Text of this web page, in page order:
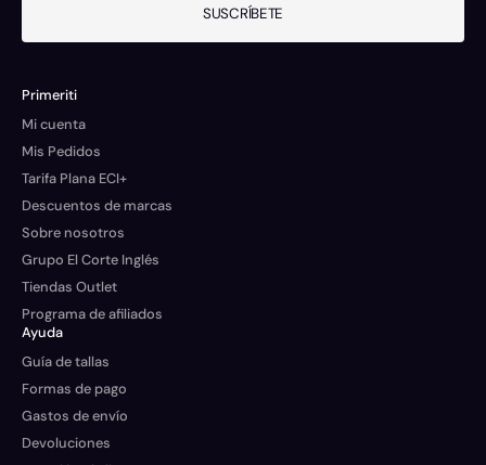
SUSCRÍBETE
Primeriti
Mi cuenta
Mis Pedidos
Tarifa Plana ECI+
Descuentos de marcas
Sobre nosotros
Grupo El Corte Inglés
Tiendas Outlet
Programa de afiliados
Ayuda
Guía de tallas
Formas de pago
Gastos de envío
Devoluciones